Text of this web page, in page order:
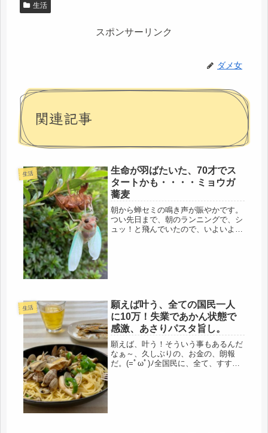
生活
スポンサーリンク
ダメ女
関連記事
生活
生命が羽ばたいた、70才でス
タートかも・・・・ミョウガ
蕎麦
朝から蝉セミの鳴き声が賑やかです。
つい先日まで、朝のランニングで、シ
ュッ！と飛んでいたので、いよいよだ
生活
願えば叶う、全ての国民一人
に10万！失業であかん状態で
感激、あさりパスタ旨し。
願えば、叶う！そういう事もあるんだ
なぁ～、久しぶりの、お金の、朗報
だ。(=ﾟωﾟ)ﾉ全国民に、全て、すすす